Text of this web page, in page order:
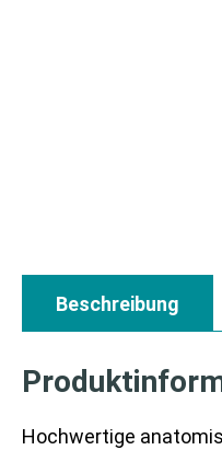
Beschreibung
Hochwertige